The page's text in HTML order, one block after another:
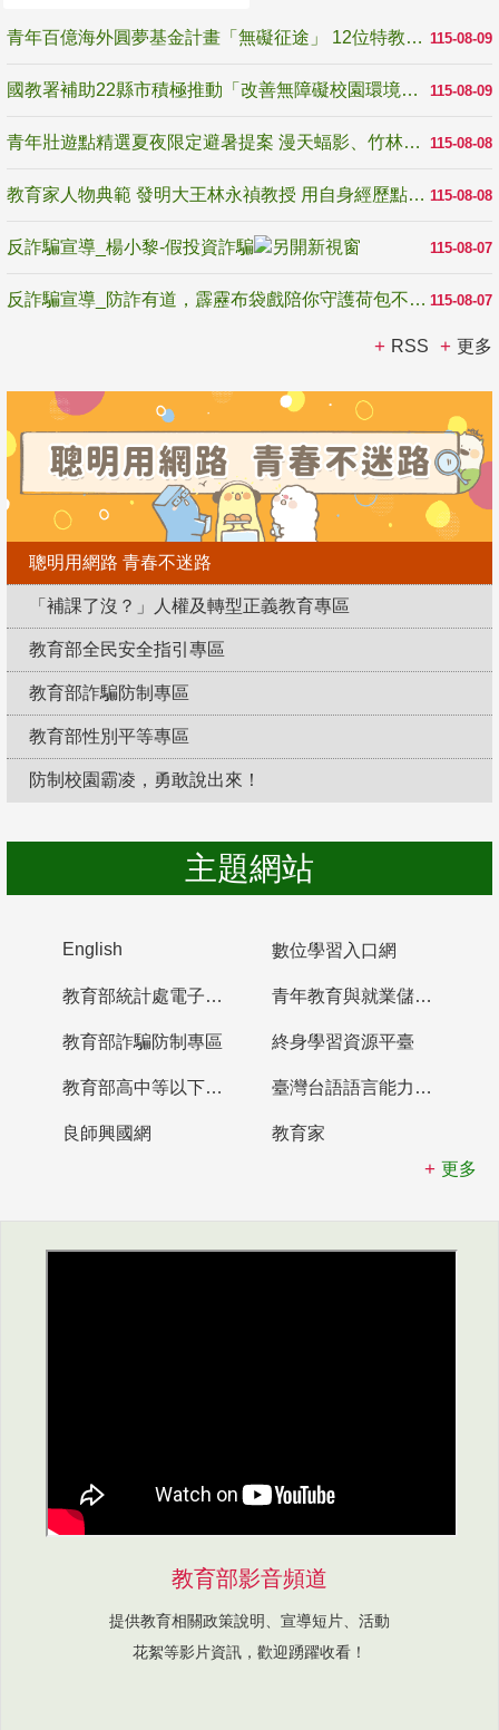
115-08-09
青年百億海外圓夢基金計畫「無礙征途」 12位特教與弱勢青年勇闖西班牙 跨越感官限制見證生命蛻變
115-08-09
國教署補助22縣市積極推動「改善無障礙校園環境計畫」 打造友善、安全、無礙學習空間
115-08-08
青年壯遊點精選夏夜限定避暑提案 漫天蝠影、竹林尋蛙、茶香夜觀 邀青年暮色出發
115-08-08
教育家人物典範 發明大王林永禎教授 用自身經歷點亮學生的路
115-08-07
反詐騙宣導_楊小黎-假投資詐騙
115-08-07
反詐騙宣導_防詐有道，霹靂布袋戲陪你守護荷包不受騙
RSS 更多
聰明用網路 青春不迷路
「補課了沒？」人權及轉型正義教育專區
教育部全民安全指引專區
教育部詐騙防制專區
教育部性別平等專區
防制校園霸凌，勇敢說出來！
主題網站
English 數位學習入口網
教育部統計處電子書櫃 青年教育與就業儲蓄帳戶
教育部詐騙防制專區 終身學習資源平臺
教育部高中等以下學校及幼兒園教師資格檢定考試 臺灣台語語言能力認證網站
良師興國網
教育家
更多
教育部影音頻道
提供教育相關政策說明、宣導短片、活動
花絮等影片資訊，歡迎踴躍收看！